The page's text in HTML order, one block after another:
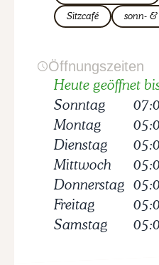
Sitzcafé
sonn- &
Öffnungszeiten
Heute geöffnet
Sonntag
Montag
Dienstag
Mittwoch
Donnerstag
Freitag
Samstag